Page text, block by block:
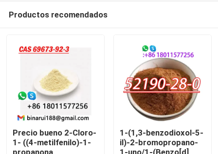
En casa
Productos recomendados
Precio bueno 2-Cloro-
1- ((4-metilfenilo)-1-
1-(1,3-benzodioxol-5-
il)-2-bromopropano-